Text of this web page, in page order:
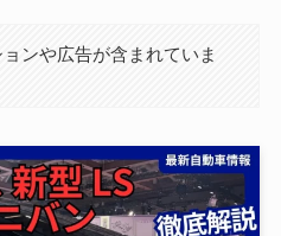
ンや広告が含まれていま